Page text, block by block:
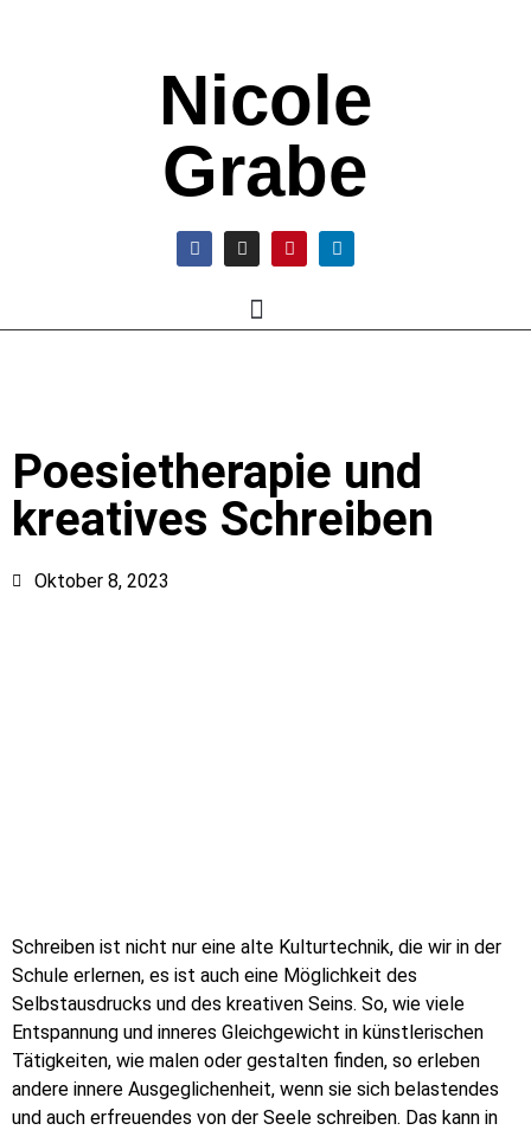
Nicole
Grabe
Poesietherapie und
kreatives Schreiben
Oktober 8, 2023
Schreiben ist nicht nur eine alte Kulturtechnik, die wir in der
Schule erlernen, es ist auch eine Möglichkeit des
Selbstausdrucks und des kreativen Seins. So, wie viele
Entspannung und inneres Gleichgewicht in künstlerischen
Tätigkeiten, wie malen oder gestalten finden, so erleben
andere innere Ausgeglichenheit, wenn sie sich belastendes
und auch erfreuendes von der Seele schreiben. Das kann in